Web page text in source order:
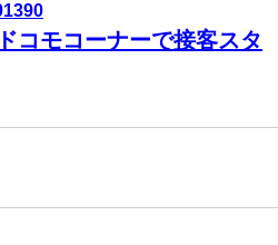
コモコーナーで接客スタ